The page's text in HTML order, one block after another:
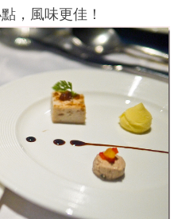
，風味更佳！